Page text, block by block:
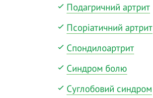
Подагричний артрит
Псоріатичний артрит
Спондилоартрит
Синдром болю
Суглобовий синдром